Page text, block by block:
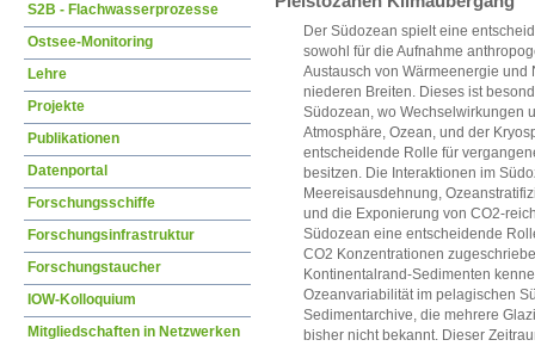
Der Südozean spielt eine
sowohl für die Aufnahme
Austausch von Wärmeenergie
niederen Breiten. Dieses ist
Südozean, wo Wechselwirkungen
Atmosphäre, Ozean, und der
entscheidende Rolle für
besitzen. Die Interaktionen im
Meereisausdehnung,
und die Exponierung von CO2-
Südozean eine entscheidende
CO2 Konzentrationen
Kontinentalrand-Sedimenten
Ozeanvariabilität im pelagischen
Sedimentarchive, die mehrere
bisher nicht bekannt. Dieser
S2B - Flachwasserprozesse
Ostsee-Monitoring
Lehre
Projekte
Publikationen
Datenportal
Forschungsschiffe
Forschungsinfrastruktur
Forschungstaucher
IOW-Kolloquium
Mitgliedschaften in Netzwerken